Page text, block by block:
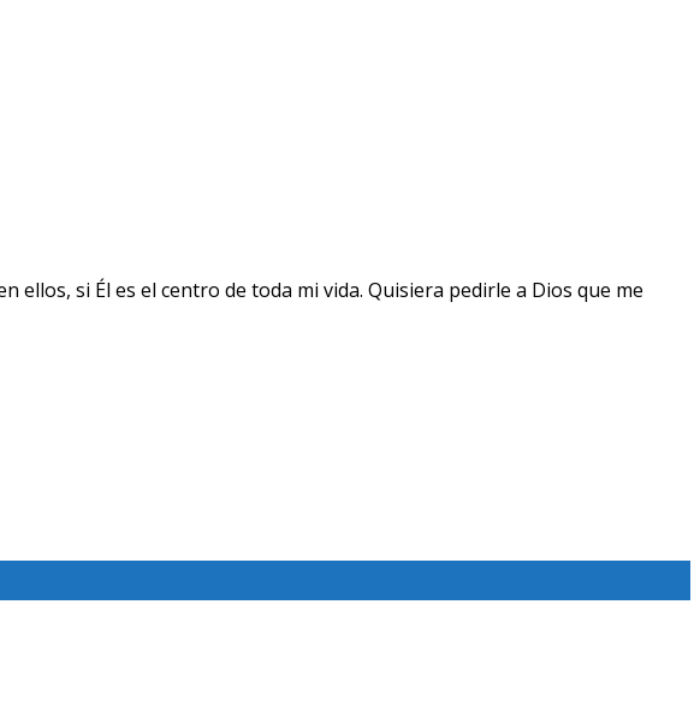
si Él es el centro de toda mi vida. Quisiera pedirle a Dios que me